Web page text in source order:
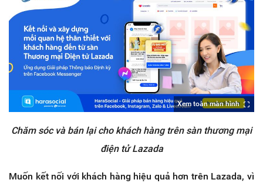
Xem toàn màn hình
Chăm sóc và bán lại cho khách hàng trên sàn thương mại
điện tử Lazada
Muốn kết nối với khách hàng hiệu quả hơn trên Lazada, vì